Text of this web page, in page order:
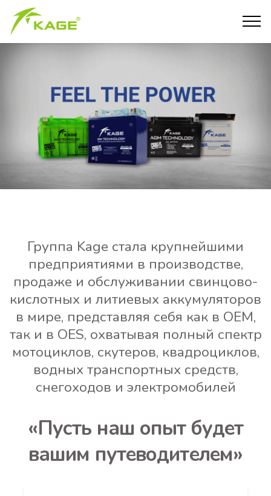
Группа Kage стала крупнейшими
предприятиями в производстве,
продаже и обслуживании свинцово-
кислотных и литиевых аккумуляторов
в мире, представляя себя как в OEM,
так и в OES, охватывая полный спектр
мотоциклов, скутеров, квадроциклов,
водных транспортных средств,
снегоходов и электромобилей
«Пусть наш опыт будет
вашим путеводителем»